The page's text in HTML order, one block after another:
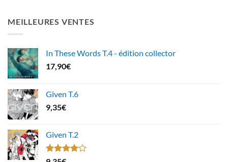
MEILLEURES VENTES
In These Words T.4 - édition collector
17,90€
Given T.6
9,35€
Given T.2
Note